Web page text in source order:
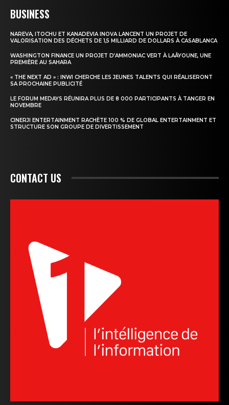
Formules d’abonnement
Mon compte
BUSINESS
NAREVA, ITOCHU ET KANADEVIA INOVA LANCENT UN PROJET DE
VALORISATION DES DÉCHETS DE 1,5 MILLIARD DE DOLLARS À CASABLANCA
WASHINGTON FINANCE UN PROJET D’AMMONIAC VERT À LAÂYOUNE, UNE
PREMIÈRE AU SAHARA
« THE NEXT AD » : INWI CHERCHE LES JEUNES TALENTS QUI RÉALISERONT
SA PROCHAINE PUBLICITÉ
LE FORUM MEDAYS RÉUNIRA PLUS DE 8 000 PARTICIPANTS À TANGER EN
NOVEMBRE
CINERJI ENTERTAINMENT RACHÈTE 100 % DE GLOBAL ENTERTAINMENT ET
STRUCTURE SON GROUPE DE DIVERTISSEMENT
CONTACT US